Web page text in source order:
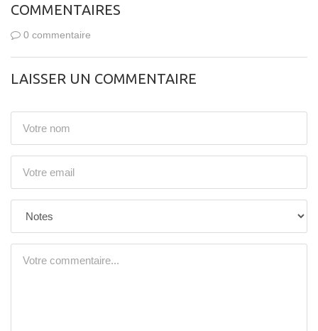
COMMENTAIRES
0 commentaire
LAISSER UN COMMENTAIRE